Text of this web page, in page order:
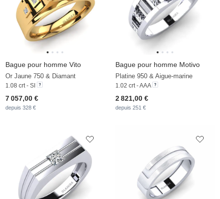
Bague pour homme Vito
Or Jaune 750 & Diamant
1.08 crt - SI
7 057,00 €
depuis 328 €
Bague pour homme Motivo
Platine 950 & Aigue-marine
1.02 crt - AAA
2 821,00 €
depuis 251 €